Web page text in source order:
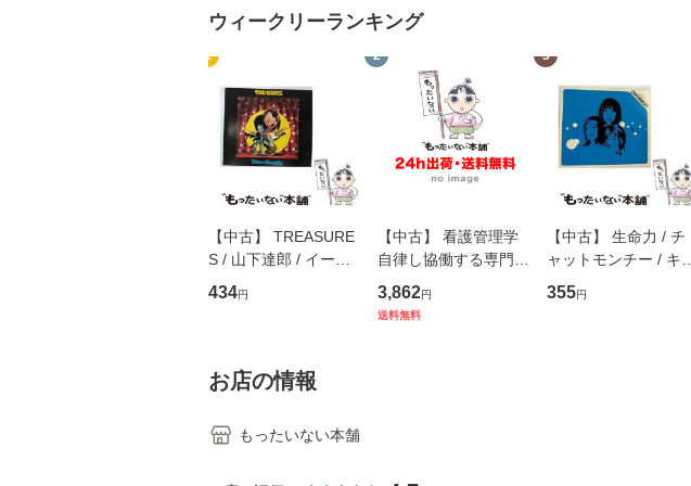
ウィークリーランキング
1
【中古】 TREASURE
S / 山下達郎 / イース
トウエスト・ジャパン
[CD]【メール便送料無
434円
2
【中古】 看護管理学
自律し協働する専門職
の看護マネジメントス
キル 改訂第3版 (看護
3,862円
送料無料
3
【中古】 生命力 / チ
ャットモンチー / キュ
ーンレコード [CD]
【メール便送料無料】
355円
お店の情報
もったいない本舗